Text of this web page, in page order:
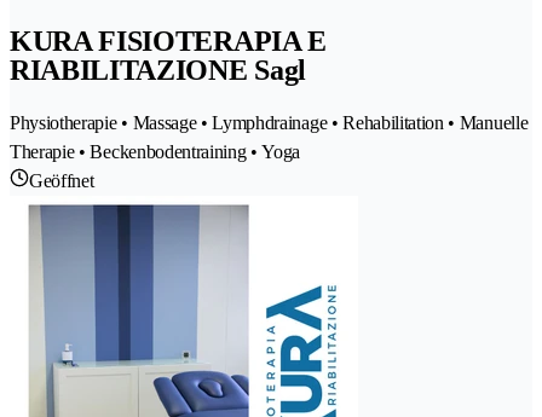
KURA FISIOTERAPIA E
RIABILITAZIONE Sagl
Physiotherapie • Massage • Lymphdrainage • Rehabilitation • Manuelle
Therapie • Beckenbodentraining • Yoga
Geöffnet